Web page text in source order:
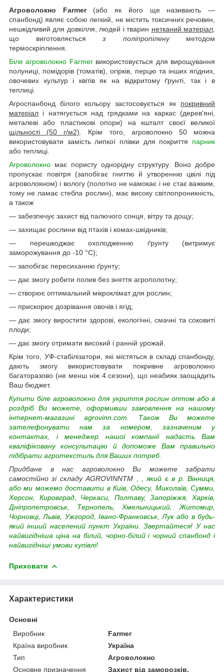
Агроволокно Farmer(або як його ще називають —
спанбонд) являє собою легкий, не містить токсичних речовин,
нешкідливий для довкілля, людей і тварин нетканий матеріал
що виготовляється з поліпропіленуметодом
термоскріплення.
Біле агроволокно Farmerвикористовується для вирощування
полуниці, помідорів (томатів), огірків, перцю та інших ягідних,
овочевих культур і квітів як на відкритому ґрунті, так і в
теплиці.
Агроспанбонд білого кольору застосовується як покривний
матеріал і натягується над грядками на каркас (дерев'яні,
металеві або пластикові опори) на кшталт своєї великої
щільності (50 г/м2) . Крім того, агроволокно 50 можна
використовувати замість липкої плівки для покриття парник
або теплиці.
Агроволокно має пористу однорідну структуру. Воно добре
пропускає повітря (запобігає гниттю й утворенню цвілі під
агроволокном) і вологу (полотно не намокає і не стає важким,
тому не ламає стебла рослин), має високу світлопроникність,
а також
— забезпечує захист від палючого сонця, вітру та дощу;
— захищає рослини від птахів і комах-шкідників;
— перешкоджає охолодженню ґрунту (витримує
заморожування до -10 °C);
— запобігає пересиханню ґрунту;
— дає змогу робити полив без зняття агрополотну;
— створює оптимальний мікроклімат для рослин;
— прискорює дозрівання овочів і ягід;
— дає змогу виростити здорові, екологічні, смачні та соковиті
плоди;
— дає змогу отримати високий і ранній урожай.
Крім того, УФ-стабілізатори, які містяться в складі спанбонду,
дають змогу використовувати покривне агроволокно
багаторазово (не менш ніж 4 сезони), що неабияк заощадить
Ваш бюджет.
Купити біле агроволокно для укриття рослин оптом або в
роздріб Ви можете, оформивши замовлення на нашому
інтернет-магазині agrovinn.com. Також Ви можете
зателефонувати нам за номером, зазначеним у
контактах, і менеджер нашої компанії надасть Вам
кваліфіковану консультацію й допоможе Вам правильно
підібрати агротекстиль для Ваших потреб.
Придбане в нас агроволокно Ви можете забрати
самостійно зі складу AGROVINNTM
, який є в р. Вінниця,
або ми можемо доставити в Київ, Одесу, Миколаїв, Сумми,
Херсон, Кировград, Черкаси, Полтаву, Запоріжжя, Харків,
Дніпропетровськ, Тернопель, Хмельницький, Житомир,
Чорновці, Львів, Ужгород, Івано-Франковськ, Лук або в будь-
який інший населений пункт України.Звертайтеся! У нас
найвигідніша ціна на білий, чорно-білий і чорний спанбонд і
найвигідніші умови купівлі!
Приховати
Характеристики
Основні
Виробник
Farmer
Країна виробник
Україна
Тип
Агроволокно
Основне призначення
Захист від заморозків,